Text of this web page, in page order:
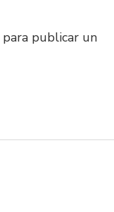
para publicar un